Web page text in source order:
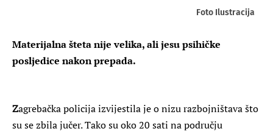
Foto Ilustracija
Materijalna šteta nije velika, ali jesu psihičke
posljedice nakon prepada.
Zagrebačka policija izvijestila je o nizu razbojništava što
su se zbila jučer. Tako su oko 20 sati na području